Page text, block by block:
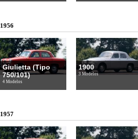
1956
Giulietta (Tipo
750/101)
4 Modelos
1900
3 Modelos
1957